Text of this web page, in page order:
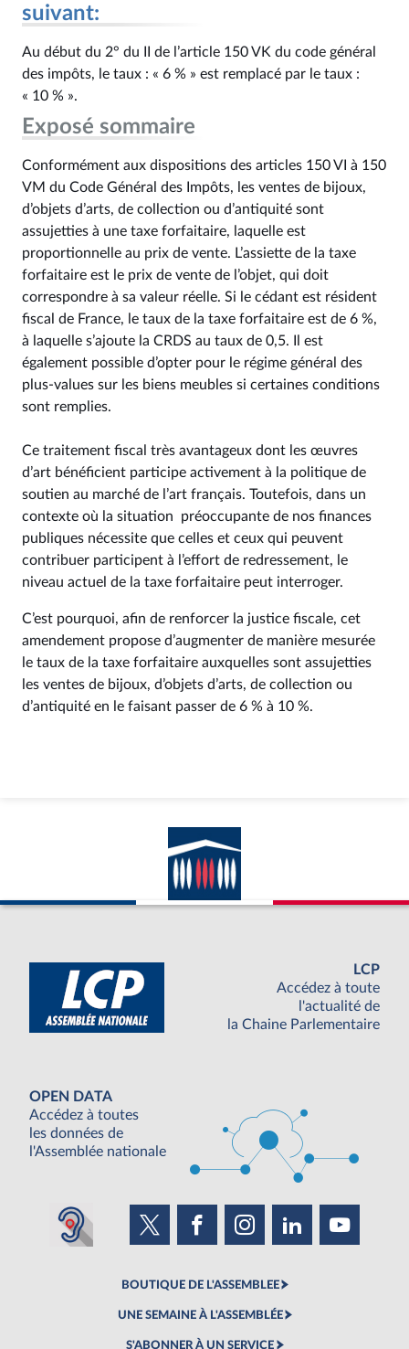
suivant:
Au début du 2° du II de l’article 150 VK du code général
des impôts, le taux : « 6 % » est remplacé par le taux :
« 10 % ».
Exposé sommaire
Conformément aux dispositions des articles 150 VI à 150
VM du Code Général des Impôts, les ventes de bijoux,
d’objets d’arts, de collection ou d’antiquité sont
assujetties à une taxe forfaitaire, laquelle est
proportionnelle au prix de vente. L’assiette de la taxe
forfaitaire est le prix de vente de l’objet, qui doit
correspondre à sa valeur réelle. Si le cédant est résident
fiscal de France, le taux de la taxe forfaitaire est de 6 %,
à laquelle s’ajoute la CRDS au taux de 0,5. Il est
également possible d’opter pour le régime général des
plus-values sur les biens meubles si certaines conditions
sont remplies.
Ce traitement fiscal très avantageux dont les œuvres
d’art bénéficient participe activement à la politique de
soutien au marché de l’art français. Toutefois, dans un
contexte où la situation préoccupante de nos finances
publiques nécessite que celles et ceux qui peuvent
contribuer participent à l’effort de redressement, le
niveau actuel de la taxe forfaitaire peut interroger.
C’est pourquoi, afin de renforcer la justice fiscale, cet
amendement propose d’augmenter de manière mesurée
le taux de la taxe forfaitaire auxquelles sont assujetties
les ventes de bijoux, d’objets d’arts, de collection ou
d’antiquité en le faisant passer de 6 % à 10 %.
LCP
Accédez à toute
l'actualité de
la Chaine Parlementaire
OPEN DATA
Accédez à toutes
les données de
l'Assemblée nationale
BOUTIQUE DE L'ASSEMBLEE
UNE SEMAINE À L'ASSEMBLÉE
S'ABONNER À UN SERVICE